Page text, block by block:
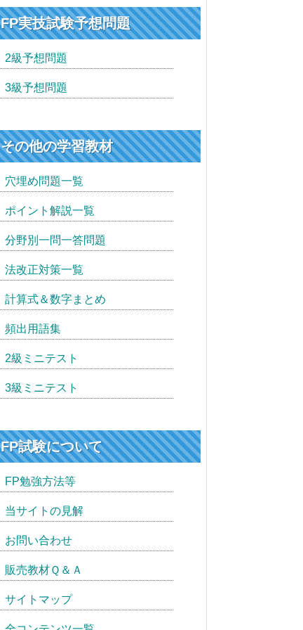
FP実技試験予想問題
2級予想問題
3級予想問題
その他の学習教材
穴埋め問題一覧
ポイント解説一覧
分野別一問一答問題
法改正対策一覧
計算式＆数字まとめ
頻出用語集
2級ミニテスト
3級ミニテスト
FP試験について
FP勉強方法等
当サイトの見解
お問い合わせ
販売教材Ｑ＆Ａ
サイトマップ